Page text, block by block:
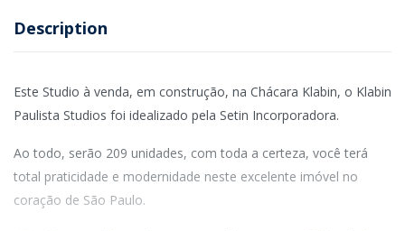
Description
Este Studio à venda, em construção, na Chácara Klabin, o Klabin
Paulista Studios foi idealizado pela Setin Incorporadora.
Ao todo, serão 209 unidades, com toda a certeza, você terá
total praticidade e modernidade neste excelente imóvel no
coração de São Paulo.